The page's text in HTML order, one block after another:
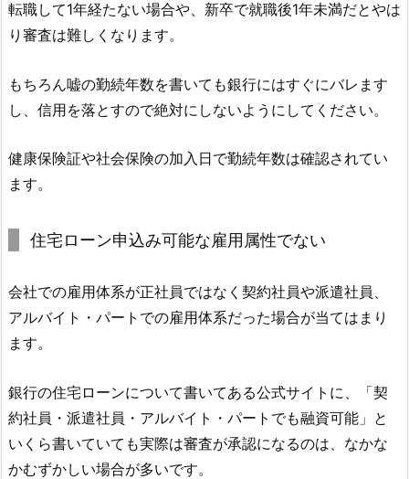
転職して1年経たない場合や、新卒で就職後1年未満だとやは
り審査は難しくなります。
もちろん嘘の勤続年数を書いても銀行にはすぐにバレます
し、信用を落とすので絶対にしないようにしてください。
健康保険証や社会保険の加入日で勤続年数は確認されてい
ます。
住宅ローン申込み可能な雇用属性でない
会社での雇用体系が正社員ではなく契約社員や派遣社員、
アルバイト・パートでの雇用体系だった場合が当てはまり
ます。
銀行の住宅ローンについて書いてある公式サイトに、「契
約社員・派遣社員・アルバイト・パートでも融資可能」と
いくら書いていても実際は審査が承認になるのは、なかな
かむずかしい場合が多いです。